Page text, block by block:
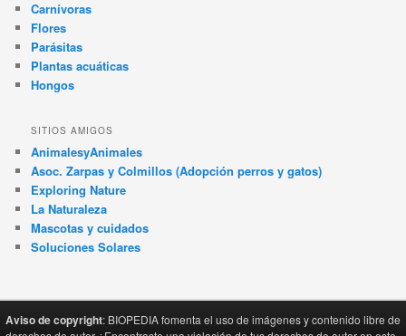
Carnívoras
Flores
Parásitas
Plantas acuáticas
Hongos
SITIOS AMIGOS
AnimalesyAnimales
Asoc. Zarpas y Colmillos (Adopción perros y gatos)
Exploring Nature
La Naturaleza
Mascotas y cuidados
Soluciones Solares
Aviso de copyright: BIOPEDIA fomenta el uso de imágenes y contenido libre de